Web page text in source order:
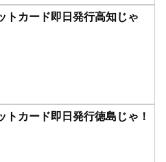
トカード即日発行高知じゃ
トカード即日発行徳島じゃ！